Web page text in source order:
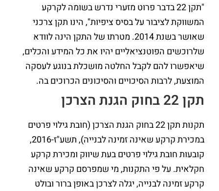
"תקן 22 בדבר פרוט מזערי נדרש בשומה לקרקע
המשווקת לציבור על בסיס ציפיות", הינו תקן צרכני
שאושר בשנת 2014. מטרתו של התקן הינה לוודא
שלרוכשים הפוטנציאליים יהיו את כל המידע והכלים,
שיאפשרו להם לקבל החלטה מושכלת בנוגע לעסקה
המוצעת, לרבות הסיכויים והסיכונים הכרוכים בה.
תקן 22 בחוק הגנת הצרכן
תקנות תקן 22 בחוק הגנת הצרכן (חובת גילוי פרטים
במכירת קרקע שאינה זמינה לבנייה), תשע"ז-2016,
קובעות חובת גילוי פרטים בעת שיווק ומכירת קרקע
חקלאית. על פי התקנות, מי שמפרסם קרקע שאינה
קרקע זמינה לבנייה, יגלה לצרכן באופן ברור ובולט